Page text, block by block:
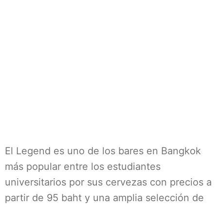
El Legend es uno de los bares en Bangkok
más popular entre los estudiantes
universitarios por sus cervezas con precios a
partir de 95 baht y una amplia selección de